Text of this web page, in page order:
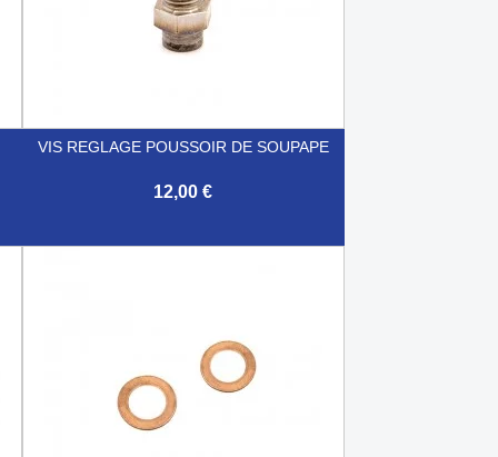
VIS REGLAGE POUSSOIR DE SOUPAPE
12,00 €